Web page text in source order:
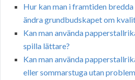
Hur kan man i framtiden
ändra grundbudskapet om
Kan man använda
spilla lättare?
Kan man använda
eller sommarstuga utan